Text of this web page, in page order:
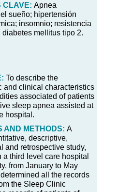
CLAVE: Apnea
sueño; hipertensión
insomnio; resistencia
mellitus tipo 2.
To describe the
and clinical characteristics
associated of patients
sleep apnea assisted at
hospital.
AND METHODS: A
descriptive,
and retrospective study,
a third level care hospital
from January to May
all the records
the Sleep Clinic